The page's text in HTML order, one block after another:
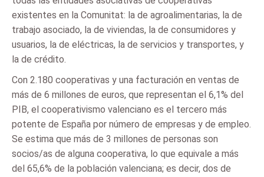
existentes en la Comunitat: la de agroalimentarias, la de
trabajo asociado, la de viviendas, la de consumidores y
usuarios, la de eléctricas, la de servicios y transportes, y
la de crédito.
Con 2.180 cooperativas y una facturación en ventas de
más de 6 millones de euros, que representan el 6,1% del
PIB, el cooperativismo valenciano es el tercero más
potente de España por número de empresas y de empleo.
Se estima que más de 3 millones de personas son
socios/as de alguna cooperativa, lo que equivale a más
del 65,6% de la población valenciana; es decir, dos de